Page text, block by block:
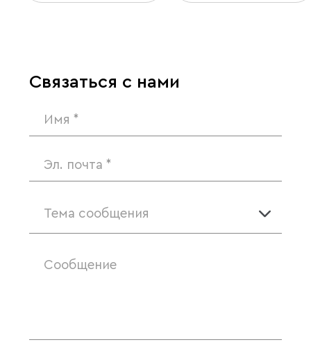
Связаться с нами
Тема сообщения